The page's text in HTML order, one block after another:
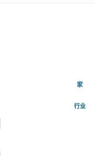
家(当前
行业